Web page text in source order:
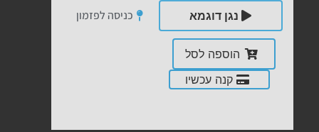
נגן דוגמא כניסה לפזמון
הוספה לסל
קנה עכשיו